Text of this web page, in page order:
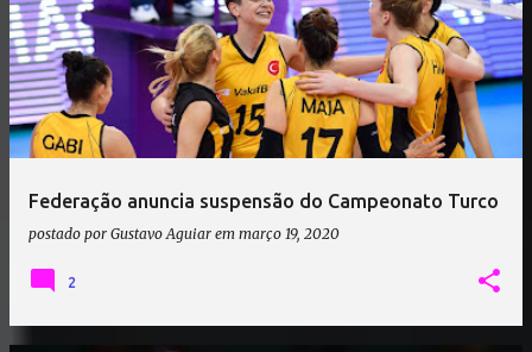
Federação anuncia suspensão do Campeonato Turco
postado por Gustavo Aguiar em março 19, 2020
2